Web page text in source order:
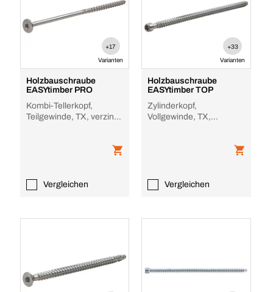
+17
Varianten
Holzbauschraube
EASYtimber PRO
Kombi-Tellerkopf,
Teilgewinde, TX, verzinkt,
Vergleichen
+33
Varianten
Holzbauschraube
EASYtimber TOP
Zylinderkopf,
Vollgewinde, TX,
Vergleichen